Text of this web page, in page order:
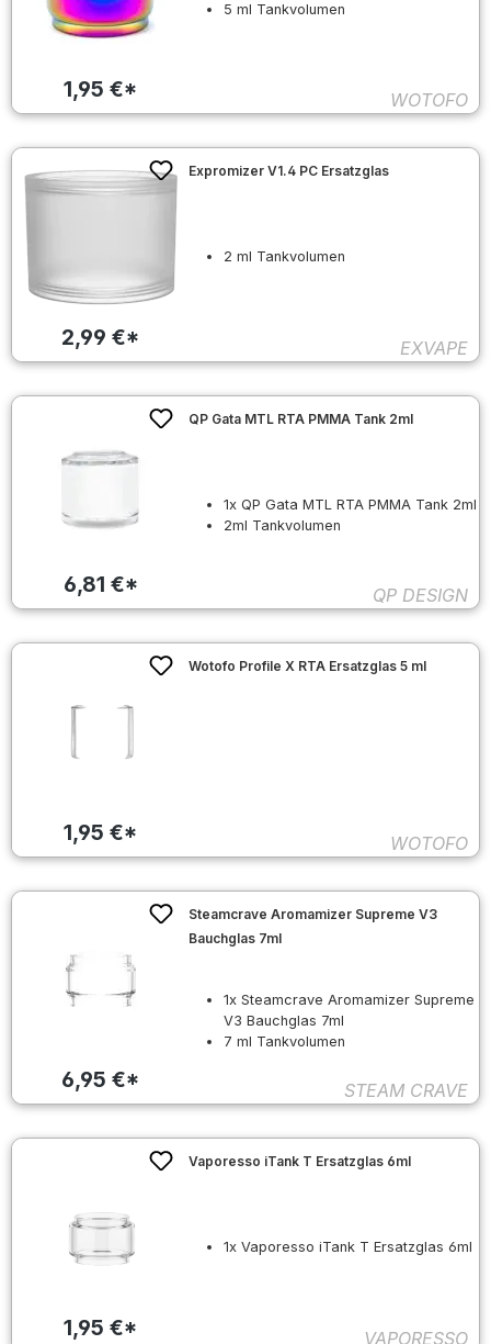
1,95 €*
5 ml Tankvolumen
WOTOFO
2,99 €*
Expromizer V1.4 PC Ersatzglas
2 ml Tankvolumen
EXVAPE
6,81 €*
QP Gata MTL RTA PMMA Tank 2ml
1x QP Gata MTL RTA PMMA Tank 2ml
2ml Tankvolumen
QP DESIGN
1,95 €*
Wotofo Profile X RTA Ersatzglas 5 ml
WOTOFO
6,95 €*
Steamcrave Aromamizer Supreme V3
Bauchglas 7ml
1x Steamcrave Aromamizer Supreme
V3 Bauchglas 7ml
7 ml Tankvolumen
STEAM CRAVE
1,95 €*
Vaporesso iTank T Ersatzglas 6ml
1x Vaporesso iTank T Ersatzglas 6ml
VAPORESSO